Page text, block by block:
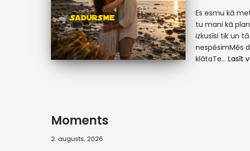
Es esmu kā
tu mani kā
izkusīsi tik un
nespēsimMēs
klātaTe…Lasīt
Moments
2. augusts, 2026.